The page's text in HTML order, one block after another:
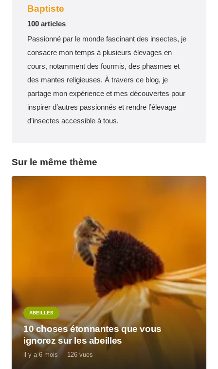
Baptiste
100 articles
Passionné par le monde fascinant des insectes, je
consacre mon temps à plusieurs élevages en
cours, notamment des fourmis, des phasmes et
des mantes religieuses. À travers ce blog, je
partage mon expérience et mes découvertes pour
inspirer d’autres passionnés et rendre l’élevage
d’insectes accessible à tous.
Sur le même thème
ABEILLES
10 choses étonnantes que vous
ignorez sur les abeilles
il y a 6 mois 126 vues